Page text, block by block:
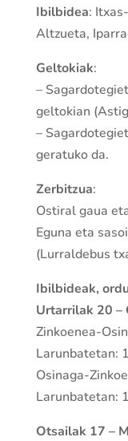
Ibilbidea:
Altzueta,
Geltokiak:
–
geltokian
–
geratuko da.
Zerbitzua:
Ostiral gaua
Eguna eta
(Lurraldebus
Ibilbideak,
Urtarrilak 20 –
Zinkoenea-
Larunbatetan:
Osinaga-
Larunbatetan:
Otsailak 17 –